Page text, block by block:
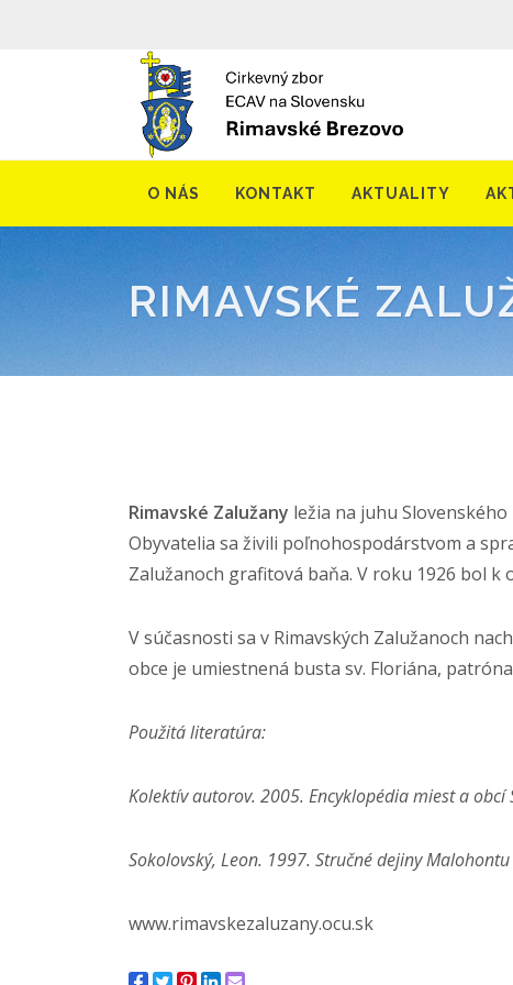
O NÁS KONTAKT AKTUALITY
RIMAVSKÉ
Rimavské Zalužany ležia na juhu
Obyvatelia sa živili poľnohospodárstvom a
Zalužanoch grafitová baňa. V roku 1926 bol k
V súčasnosti sa v Rimavských Zalužanoch
obce je umiestnená busta sv. Floriána,
Použitá literatúra:
Kolektív autorov. 2005. Encyklopédia miest a obcí
Sokolovský, Leon. 1997. Stručné dejiny
www.rimavskezaluzany.ocu.sk